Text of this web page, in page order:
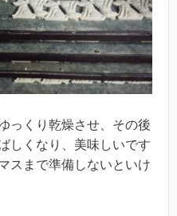
っくり乾燥させ、その後
しくなり、美味しいです
スまで準備しないといけ